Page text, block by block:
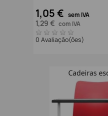
1,05 € sem IVA
1,29 € com IVA
0 Avaliação(ões)